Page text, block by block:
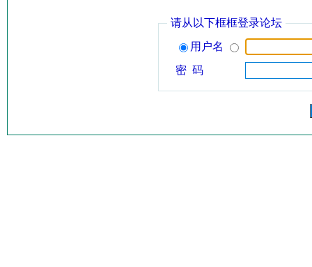
请从以下框框登录论坛
用户名
密 码